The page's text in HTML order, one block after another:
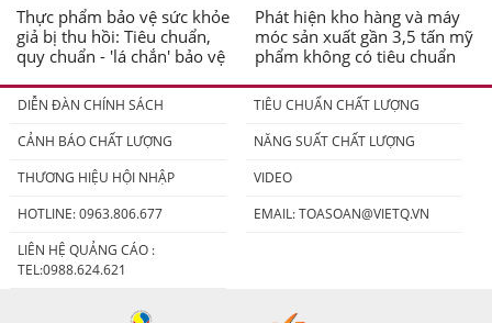
Thực phẩm bảo vệ sức khỏe
giả bị thu hồi: Tiêu chuẩn,
quy chuẩn - 'lá chắn' bảo vệ
Phát hiện kho hàng và máy
móc sản xuất gần 3,5 tấn mỹ
phẩm không có tiêu chuẩn
DIỄN ĐÀN CHÍNH SÁCH
TIÊU CHUẨN CHẤT LƯỢNG
CẢNH BÁO CHẤT LƯỢNG
NĂNG SUẤT CHẤT LƯỢNG
THƯƠNG HIỆU HỘI NHẬP
VIDEO
HOTLINE: 0963.806.677
EMAIL:TOASOAN@VIETQ.VN
LIÊN HỆ QUẢNG CÁO :
TEL:0988.624.621